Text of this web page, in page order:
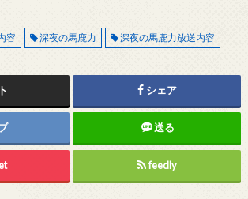
容 深夜の馬鹿力 深夜の馬鹿力放送内容
シェア
送る
feedly